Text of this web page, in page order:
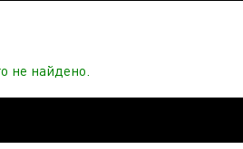
не найдено.